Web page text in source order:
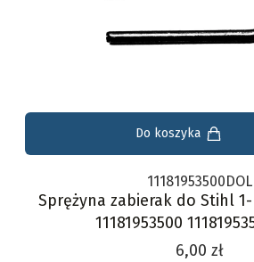
Do koszyka
11181953500DOL
Sprężyna zabierak do Stihl
11181953500
Cena
6,00 zł